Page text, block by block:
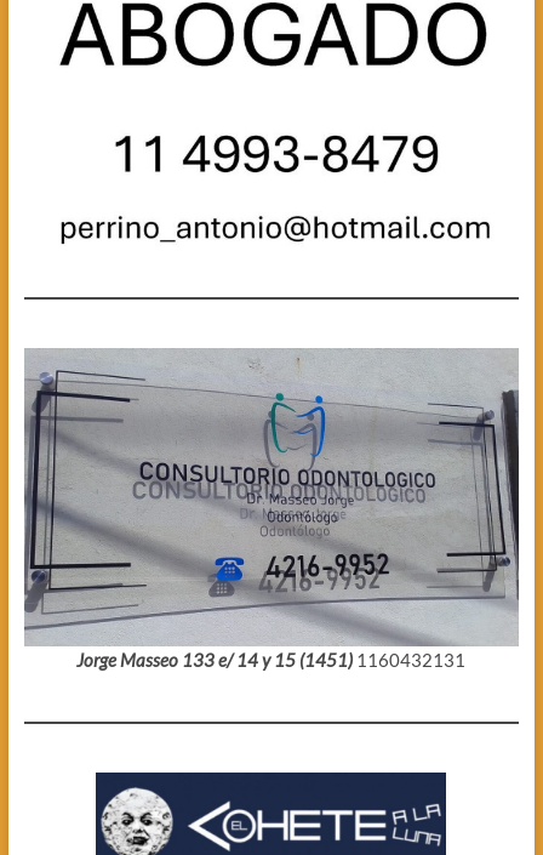
Jorge Masseo 133 e/ 14 y 15 (1451) 1160432131